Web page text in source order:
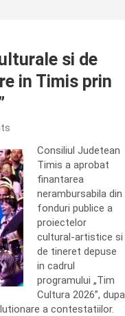
si de
in Timis prin
Consiliul Judetean
Timis a aprobat
finantarea
nerambursabila din
fonduri publice a
proiectelor
cultural-artistice si
de tineret depuse
in cadrul
programului „Tim
Cultura 2026”, dupa
a contestatiilor.